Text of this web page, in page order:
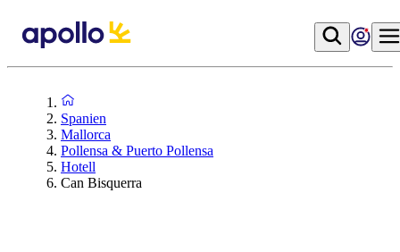
Spanien
Mallorca
Pollensa & Puerto Pollensa
Hotell
Can Bisquerra